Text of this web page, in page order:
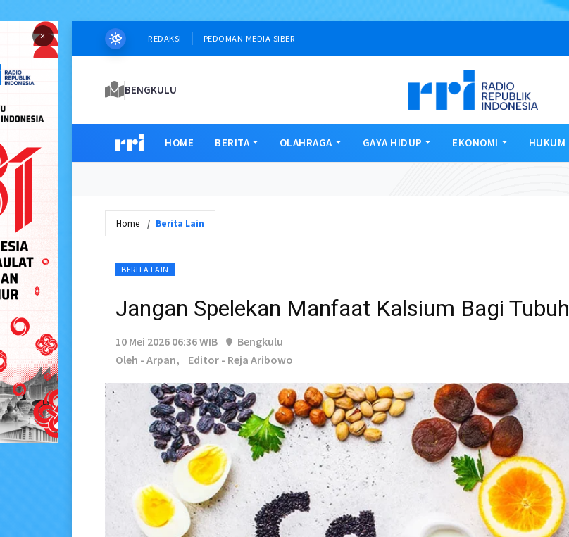
× REDAKSI PEDOMAN MEDIA SIBER
BENGKULU
HOME BERITA OLAHRAGA GAYA HIDUP EKONOMI HUKUM
Home Berita Lain
BERITA LAIN
Jangan Spelekan Manfaat Kalsium Bagi Tubuh
10 Mei 2026 06:36 WIB
Bengkulu
Oleh - Arpan,
Editor - Reja Aribowo